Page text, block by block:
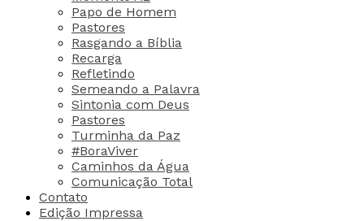
Papo de Homem
Pastores
Rasgando a Bíblia
Recarga
Refletindo
Semeando a Palavra
Sintonia com Deus
Pastores
Turminha da Paz
#BoraViver
Caminhos da Água
Comunicação Total
Contato
Edição Impressa